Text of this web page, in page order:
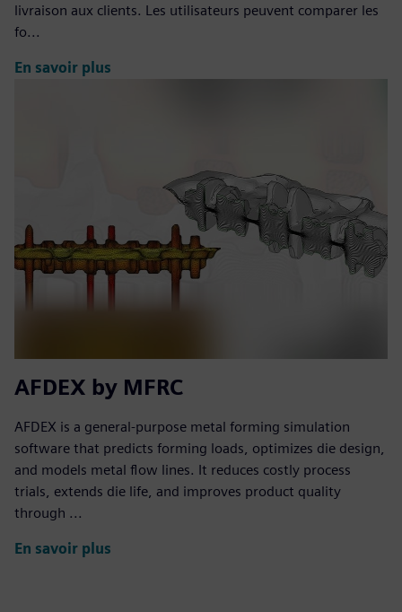
livraison aux clients. Les utilisateurs peuvent comparer les
fo...
En savoir plus
AFDEX by MFRC
AFDEX is a general-purpose metal forming simulation
software that predicts forming loads, optimizes die design,
and models metal flow lines. It reduces costly process
trials, extends die life, and improves product quality
through ...
En savoir plus